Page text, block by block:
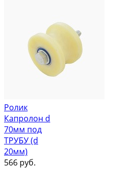
Ролик
Капролон d
70мм под
ТРУБУ (d
20мм)
566 руб.